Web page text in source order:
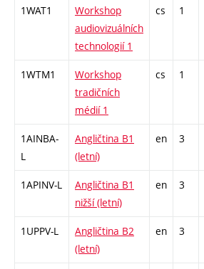
1WAT1
Workshop
audiovizuálních
technologií 1
cs 1
1WTM1
Workshop
tradičních
médií 1
cs 1
1AINBA-
L
Angličtina B1
(letní)
en 3
1APINV-L
Angličtina B1
nižší (letní)
en 3
1UPPV-L
Angličtina B2
(letní)
en 3